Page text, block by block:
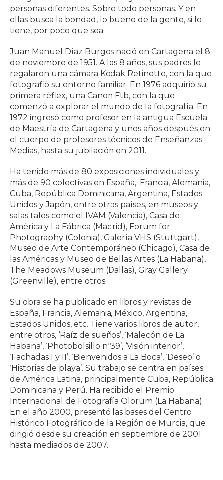
personas diferentes. Sobre todo personas. Y en
ellas busca la bondad, lo bueno de la gente, si lo
tiene, por poco que sea.
Juan Manuel Díaz Burgos nació en Cartagena el 8
de noviembre de 1951. A los 8 años, sus padres le
regalaron una cámara Kodak Retinette, con la que
fotografió su entorno familiar. En 1976 adquirió su
primera réflex, una Canon Ftb, con la que
comenzó a explorar el mundo de la fotografía. En
1972 ingresó como profesor en la antigua Escuela
de Maestría de Cartagena y unos años después en
el cuerpo de profesores técnicos de Enseñanzas
Medias, hasta su jubilación en 2011.
Ha tenido más de 80 exposiciones individuales y
más de 90 colectivas en España,. Francia, Alemania,
Cuba, República Dominicana, Argentina, Estados
Unidos y Japón, entre otros países, en museos y
salas tales como el IVAM (Valencia), Casa de
América y La Fábrica (Madrid), Forum for
Photography (Colonia), Galería VHS (Stuttgart),
Museo de Arte Contemporáneo (Chicago), Casa de
las Américas y Museo de Bellas Artes (La Habana),
The Meadows Museum (Dallas), Gray Gallery
(Greenville), entre otros.
Su obra se ha publicado en libros y revistas de
España, Francia, Alemania, México, Argentina,
Estados Unidos, etc. Tiene varios libros de autor,
entre otros, ‘Raíz de sueños’, ‘Malecón de La
Habana’, ‘Photobolsillo nº39’, ‘Visión interior’,
‘Fachadas I y II’, ‘Bienvenidos a La Boca’, ‘Deseo’ o
‘Historias de playa’. Su trabajo se centra en países
de América Latina, principalmente Cuba, República
Dominicana y Perú. Ha recibido el Premio
Internacional de Fotografía Olorum (La Habana).
En el año 2000, presentó las bases del Centro
Histórico Fotográfico de la Región de Murcia, que
dirigió desde su creación en septiembre de 2001
hasta mediados de 2007.